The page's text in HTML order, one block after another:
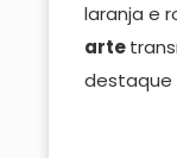
laranja e
arte
destaque